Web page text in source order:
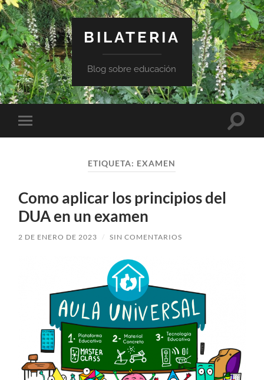
BILATERIA
Blog sobre educación
Alternar
el
ETIQUETA: EXAMEN
Como aplicar los principios del
DUA en un examen
2 DE ENERO DE 2023 / SIN COMENTARIOS